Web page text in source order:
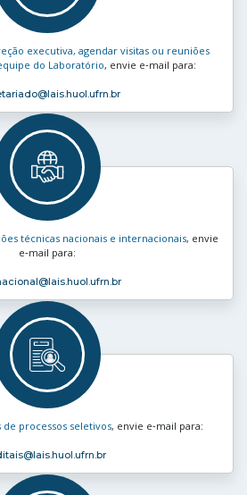
executiva, agendar visitas ou reuniões
do Laboratório, envie e‑mail para:
@lais.huol.ufrn.br
técnicas nacionais e internacionais, envie
e‑mail para:
@lais.huol.ufrn.br
de processos seletivos, envie e‑mail para:
@lais.huol.ufrn.br